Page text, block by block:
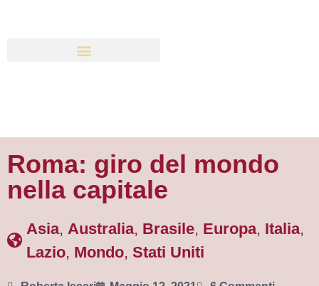
Roma: giro del mondo
nella capitale
Asia, Australia, Brasile, Europa, Italia,
Lazio, Mondo, Stati Uniti